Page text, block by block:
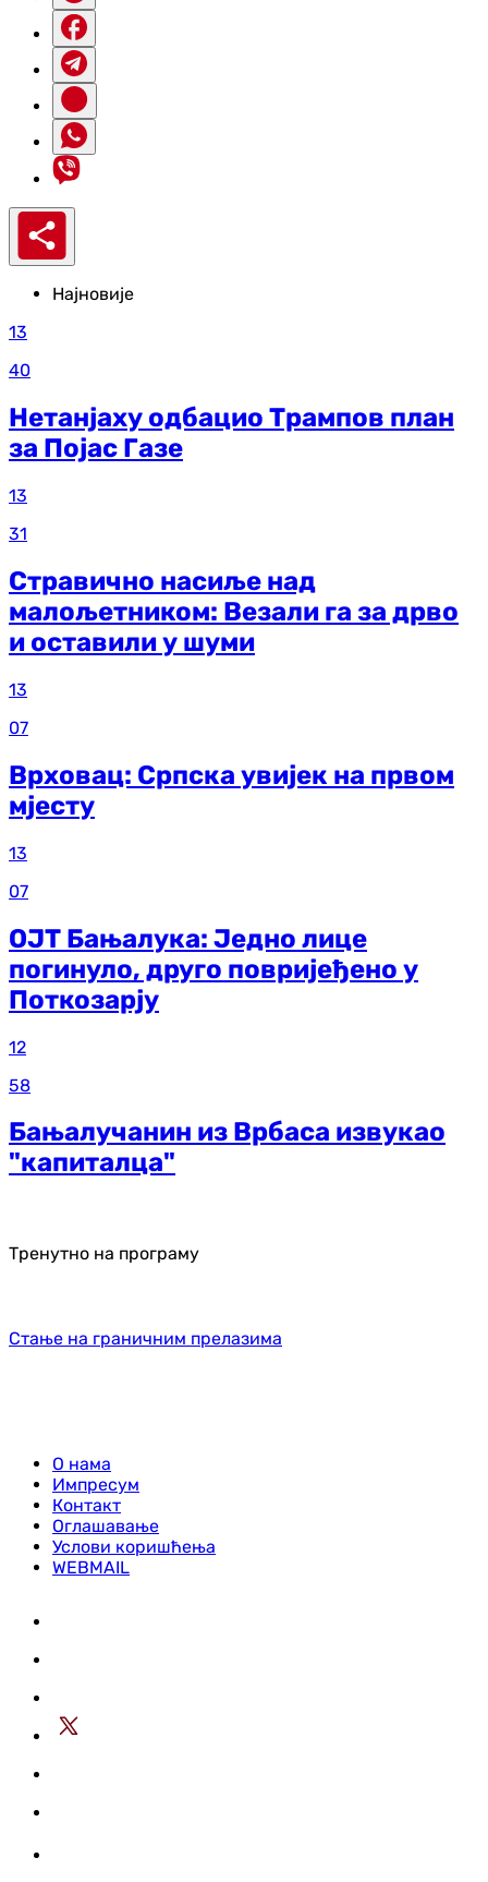
Најновије
13
40
Нетанјаху одбацио Трампов план
за Појас Газе
13
31
Стравично насиље над
малољетником: Везали га за дрво
и оставили у шуми
13
07
Врховац: Српска увијек на првом
мјесту
13
07
ОЈТ Бањалука: Једно лице
погинуло, друго повријеђено у
Поткозарју
12
58
Бањалучанин из Врбаса извукао
"капиталца"
Тренутно на програму
Стање на граничним прелазима
О нама
Импресум
Контакт
Оглашавање
Услови коришћења
WEBMAIL